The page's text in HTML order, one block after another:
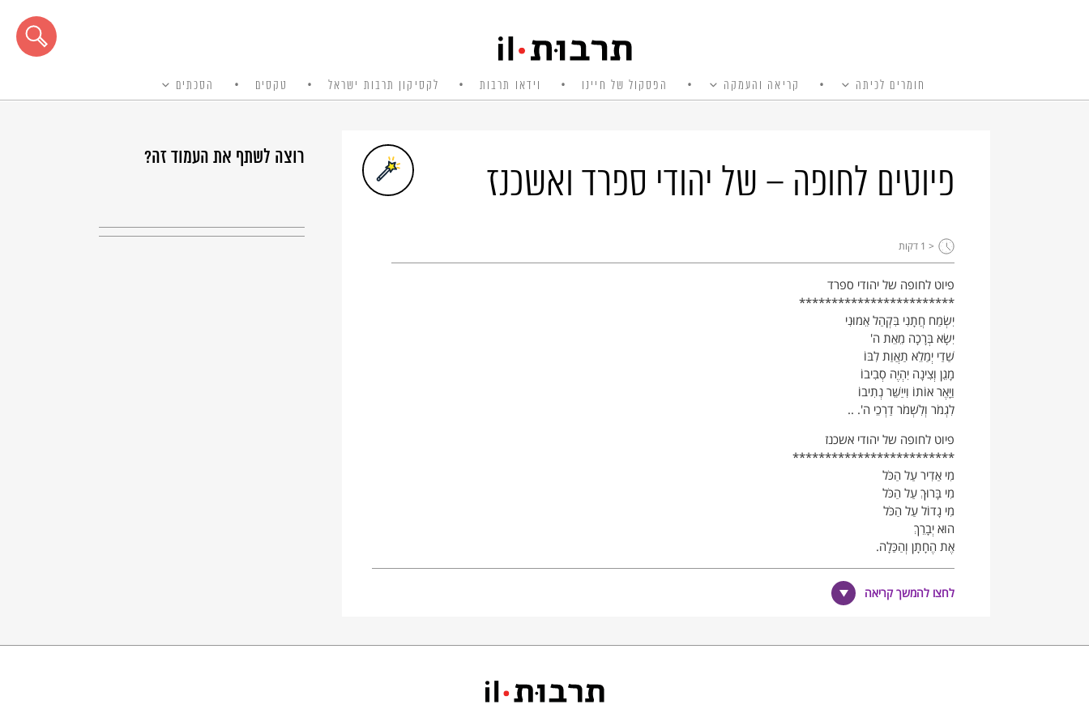
חומרים לכיתה קריאה והעמקה הפסקול של חיינו וידאו תרבות לקסיקון תרבות ישראל טקסים הסכתים
פיוטים לחופה – של יהודי ספרד ואשכנז
< 1 דקות
פיוט לחופה של יהודי ספרד
************************
יִשְׂמַח חֲתָנִי בִּקְהַל אֵמוּנִי
יִשָׂא בְּרָכָה מֵאֵת ה'
שַׁדַי יְמַלֵא תַאֲוַת לִבּוֹ
מָגֵן וְצִינָה יִהְיֶה סְבִיבוֹ
וַיָאֶר אוֹתוֹ וִייַשֵּׁר נְתִיבוֹ
לִגְמֹר וְלִשְׁמֹר דַרְכֵי ה'. ..
פיוט לחופה של יהודי אשכנז
*************************
מִי אַדִיר עַל הַכֹּל
מִי בָּרוּךְ עַל הַכֹּל
מִי גָדוֹל עַל הַכֹּל
הוּא יְבָרֵךְ
אֶת הֶחָתָן וְהַכַּלָה.
אַהֲבַת כַּלָה מְשׂוֹשׂ דוֹדִים,
לחצו להמשך קריאה
רוצה לשתף את העמוד זה?